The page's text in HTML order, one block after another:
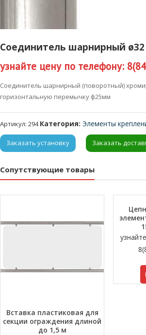
Соединитель шарнирный
узнайте цену по телефону:
Соединитель шарнирный (поворотный)
горизонтальную перемычку ф25мм
Артикул: 294 Категория: Элементы
Заказать установку Заказать
Сопутствующие товары
Вставка пластиковая для
секции ограждения длиной
до 1,5 м